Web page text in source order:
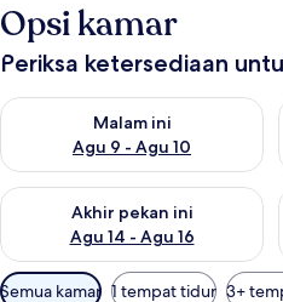
Opsi kamar
Periksa ketersediaan
Malam ini
Agu 9 - Agu 10
Periksa ketersediaan untuk
Akhir pekan ini
Agu 14 - Agu 16
Periksa ketersediaan untuk akhir
Filter
Semua kamar 1 tempat tidur 3+